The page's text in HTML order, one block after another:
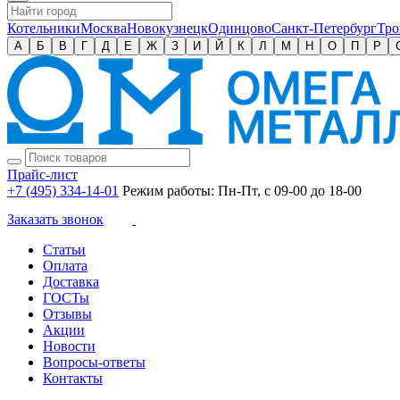
КотельникиМоскваНовокузнецкОдинцовоСанкт-Петербург
А Б В Г Д Е Ж З И Й К Л М Н О П Р
Прайс-лист
+7 (495) 334-14-01 Режим работы: Пн-Пт, с 09-00 до 18-00
Заказать звонок
Статьи
Оплата
Доставка
ГОСТы
Отзывы
Акции
Новости
Вопросы-ответы
Контакты